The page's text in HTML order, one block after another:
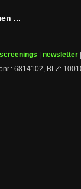
...
screenings newsletter
6814102, BLZ: